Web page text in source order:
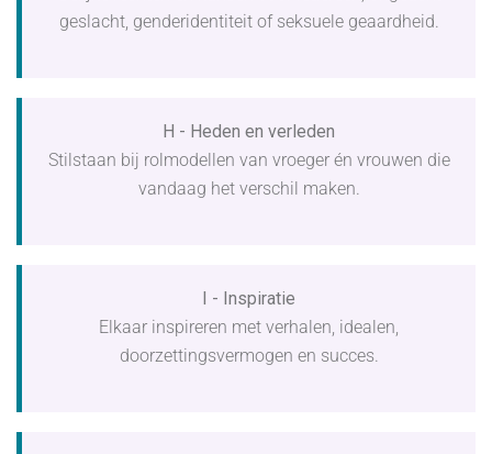
geslacht, genderidentiteit of seksuele geaardheid.
H - Heden en verleden
Stilstaan bij rolmodellen van vroeger én vrouwen die
vandaag het verschil maken.
I - Inspiratie
Elkaar inspireren met verhalen, idealen,
doorzettingsvermogen en succes.